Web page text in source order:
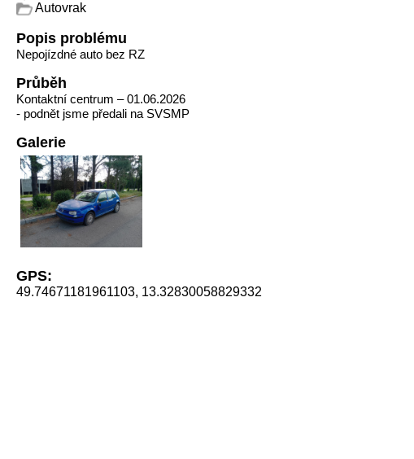
Autovrak
Popis problému
Nepojízdné auto bez RZ
Průběh
Kontaktní centrum – 01.06.2026
- podnět jsme předali na SVSMP
Galerie
GPS:
49.74671181961103, 13.32830058829332